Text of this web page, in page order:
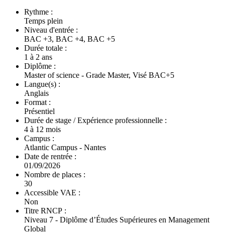
Rythme :
Temps plein
Niveau d'entrée :
BAC +3, BAC +4, BAC +5
Durée totale :
1 à 2 ans
Diplôme :
Master of science - Grade Master, Visé BAC+5
Langue(s) :
Anglais
Format :
Présentiel
Durée de stage / Expérience professionnelle :
4 à 12 mois
Campus :
Atlantic Campus - Nantes
Date de rentrée :
01/09/2026
Nombre de places :
30
Accessible VAE :
Non
Titre RNCP :
Niveau 7 - Diplôme d’Études Supérieures en Management
Global